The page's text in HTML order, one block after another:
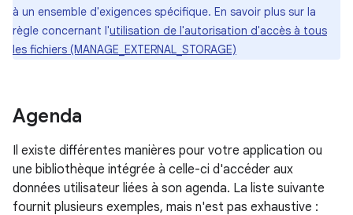
à un ensemble d'exigences spécifique. En savoir plus sur la
règle concernant l'utilisation de l'autorisation d'accès à tous
les fichiers (MANAGE_EXTERNAL_STORAGE)
Agenda
Il existe différentes manières pour votre application ou
une bibliothèque intégrée à celle-ci d'accéder aux
données utilisateur liées à son agenda. La liste suivante
fournit plusieurs exemples, mais n'est pas exhaustive :